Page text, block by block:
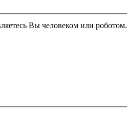
Этот вопрос задается для того, чтобы выяснить, являетесь Вы человеком или роботом.